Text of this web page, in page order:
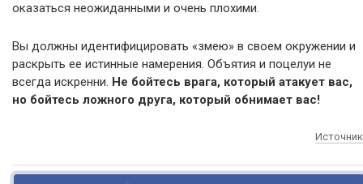
оказаться неожиданными и очень плохими.
Вы должны идентифицировать «змею» в своем окружении и
раскрыть ее истинные намерения. Объятия и поцелуи не
всегда искренни. Не бойтесь врага, который атакует вас,
но бойтесь ложного друга, который обнимает вас!
Источник